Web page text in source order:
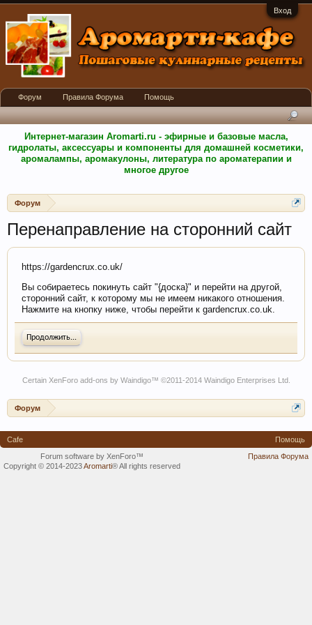
Вход
Интернет-магазин Aromarti.ru - эфирные и базовые масла,
гидролаты, аксессуары и компоненты для домашней косметики,
аромалампы, аромакулоны, литература по ароматерапии и
многое другое
Форум
Перенаправление на сторонний сайт
https://gardencrux.co.uk/
Вы собираетесь покинуть сайт "{доска}" и перейти на другой,
сторонний сайт, к которому мы не имеем никакого отношения.
Нажмите на кнопку ниже, чтобы перейти к gardencrux.co.uk.
Продолжить...
Certain XenForo add-ons by Waindigo™ ©2011-2014 Waindigo Enterprises Ltd.
Форум
Форум Правила Форума Помощь
Cafe
Помощь
Правила Форума
Forum software by XenForo™
Copyright © 2014-2023Aromarti®All rights reserved